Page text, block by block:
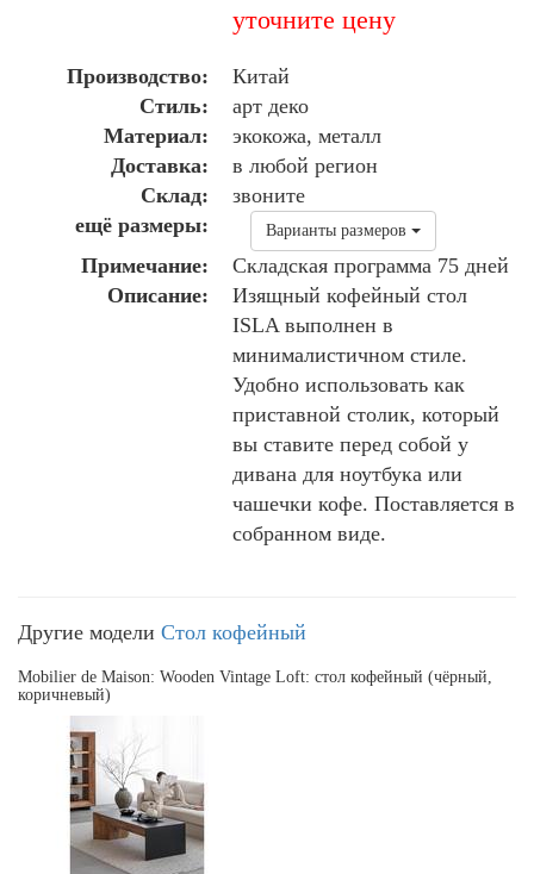
уточните цену
Производство:
Китай
Стиль:
арт деко
Материал:
экокожа, металл
Доставка:
в любой регион
Склад:
звоните
ещё размеры:
Варианты размеров
Примечание:
Складская программа 75 дней
Описание:
Изящный кофейный стол
ISLA выполнен в
минималистичном стиле.
Удобно использовать как
приставной столик, который
вы ставите перед собой у
дивана для ноутбука или
чашечки кофе. Поставляется в
собранном виде.
Другие модели Стол кофейный
Mobilier de Maison: Wooden Vintage Loft: стол кофейный (чёрный,
коричневый)